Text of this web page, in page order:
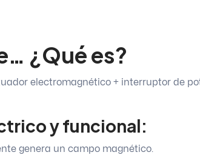
… ¿Qué es?
electromagnético + interruptor de
y funcional:
genera un campo magnético.